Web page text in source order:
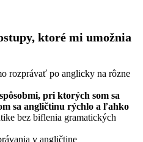
ktoré mi umožnia
rozprávať po anglicky na rôzne
pri ktorých som sa
sa angličtinu rýchlo a ľahko
bez biflenia gramatických
v angličtine